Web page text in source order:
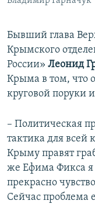
Бывший глава
Крымского
России» Леонид
Крыма в том, что
круговой поруки
– Политическая
тактика для всей
Крыму правят
же Ефима Фикса я
прекрасно
Сейчас проблема